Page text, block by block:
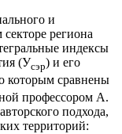
и
региона
индексы
(Усэр) и его
которым сравнены
профессором А.
подхода,
территорий: